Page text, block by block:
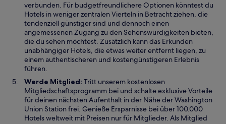
verbunden. Für budgetfreundlichere Optionen könntest du
Hotels in weniger zentralen Vierteln in Betracht ziehen, die
tendenziell günstiger sind und dennoch einen
angemessenen Zugang zu den Sehenswürdigkeiten bieten,
die du sehen möchtest. Zusätzlich kann das Erkunden
unabhängiger Hotels, die etwas weiter entfernt liegen, zu
einem authentischeren und kostengünstigeren Erlebnis
führen.
Werde Mitglied: Tritt unserem kostenlosen
Mitgliedschaftsprogramm bei und schalte exklusive Vorteile
für deinen nächsten Aufenthalt in der Nähe der Washington
Union Station frei. Genieße Ersparnisse bei über 100.000
Hotels weltweit mit Preisen nur für Mitglieder. Als Mitglied